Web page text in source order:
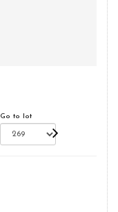
Go to lot